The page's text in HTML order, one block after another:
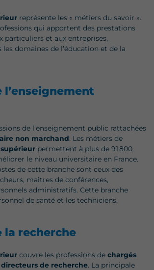
représente les « métiers du savoir ».
qui apportent des prestations
particuliers et aux entreprises,
domaines de l’éducation et de la
l’enseignement
de l’enseignement public rattachées
non marchand. Les métiers de
permettent à plus de 91 800
le niveau universitaire en France.
de cette branche sont ceux des
maîtres de conférences,
administratifs. Cette branche
de santé et les techniciens.
la recherche
couvre les professions de chargés
de recherche. La principale